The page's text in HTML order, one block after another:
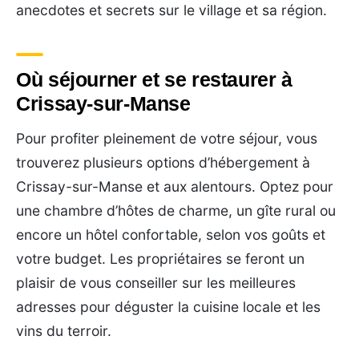
anecdotes et secrets sur le village et sa région.
Où séjourner et se restaurer à
Crissay-sur-Manse
Pour profiter pleinement de votre séjour, vous
trouverez plusieurs options d’hébergement à
Crissay-sur-Manse et aux alentours. Optez pour
une chambre d’hôtes de charme, un gîte rural ou
encore un hôtel confortable, selon vos goûts et
votre budget. Les propriétaires se feront un
plaisir de vous conseiller sur les meilleures
adresses pour déguster la cuisine locale et les
vins du terroir.